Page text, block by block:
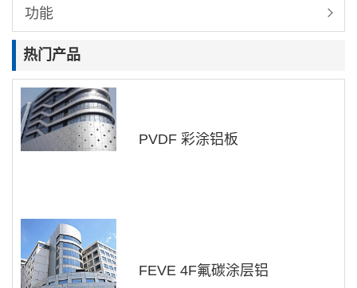
功能
热门产品
PVDF 彩涂铝板
FEVE 4F氟碳涂层铝